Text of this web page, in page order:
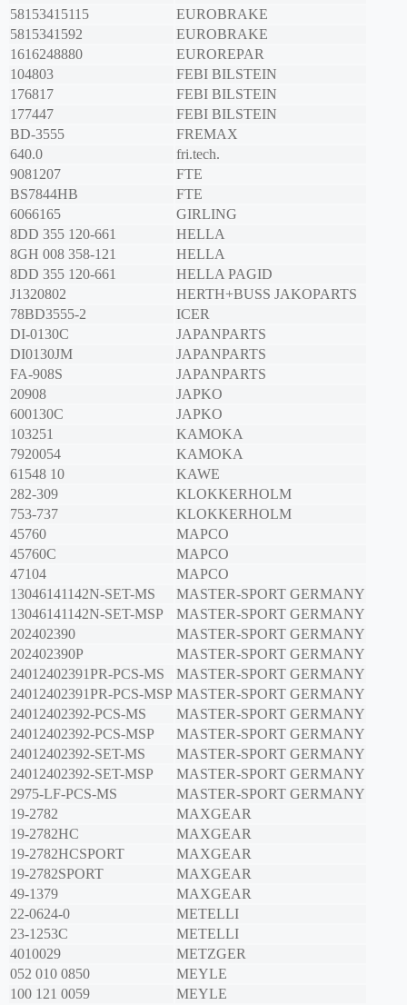
58153415115
EUROBRAKE
5815341592
EUROBRAKE
1616248880
EUROREPAR
104803
FEBI BILSTEIN
176817
FEBI BILSTEIN
177447
FEBI BILSTEIN
BD-3555
FREMAX
640.0
fri.tech.
9081207
FTE
BS7844HB
FTE
6066165
GIRLING
8DD 355 120-661
HELLA
8GH 008 358-121
HELLA
8DD 355 120-661
HELLA PAGID
J1320802
HERTH+BUSS JAKOPARTS
78BD3555-2
ICER
DI-0130C
JAPANPARTS
DI0130JM
JAPANPARTS
FA-908S
JAPANPARTS
20908
JAPKO
600130C
JAPKO
103251
KAMOKA
7920054
KAMOKA
61548 10
KAWE
282-309
KLOKKERHOLM
753-737
KLOKKERHOLM
45760
MAPCO
45760C
MAPCO
47104
MAPCO
13046141142N-SET-MS
MASTER-SPORT GERMANY
13046141142N-SET-MSP
MASTER-SPORT GERMANY
202402390
MASTER-SPORT GERMANY
202402390P
MASTER-SPORT GERMANY
24012402391PR-PCS-MS
MASTER-SPORT GERMANY
24012402391PR-PCS-MSP MASTER-SPORT GERMANY
24012402392-PCS-MS
MASTER-SPORT GERMANY
24012402392-PCS-MSP
MASTER-SPORT GERMANY
24012402392-SET-MS
MASTER-SPORT GERMANY
24012402392-SET-MSP
MASTER-SPORT GERMANY
2975-LF-PCS-MS
MASTER-SPORT GERMANY
19-2782
MAXGEAR
19-2782HC
MAXGEAR
19-2782HCSPORT
MAXGEAR
19-2782SPORT
MAXGEAR
49-1379
MAXGEAR
22-0624-0
METELLI
23-1253C
METELLI
4010029
METZGER
052 010 0850
MEYLE
100 121 0059
MEYLE